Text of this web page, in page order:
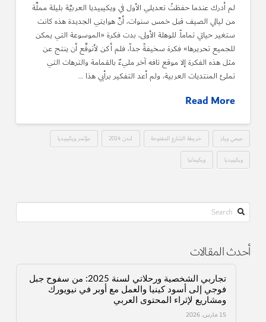
لم أدرك عندما حفظتُ تعديلي الأول في ويكيبيديا العربيَّة بليلة مملَّة
من ليالي الصيف قبل خمس سنوات، أنَّ هوايتي الجديدة هذه كانت
ستغير حياتي تماماً. للوهلة الأولى، بدت فكرة «الموسوعة التي يمكن
للجميع تحريرها» فكرة سخيفةً جداً، فلم أكن لأتوقَّع أن ينتج عن
مثل هذه الفكرة إلا موقع تافه آخر مليءٌ بالقمامة والترهات التي
تملئ المنتديات العربية، ولم أعد التفكير برأيي هذا …
Read More
جيمي ويلز خريطة الشارع المفتوحة لندن 2014 مؤتمر ويكيبيديا
ويكيبيديا ويكيمانيا
Search
أحدث المقالات
تجاربي الشخصية ورحلاتي لسنة 2025: من سفوح جبل
فوجي إلى أسود كينيا والعمل مع أوبر في نيويورك
ومشاريع لإثراء المحتوى العربي
15 مارس، 2026